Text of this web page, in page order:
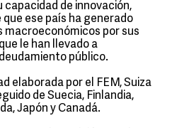
capacidad de innovación,
ese país ha generado
por sus
le han llevado a
público.
elaborada por el FEM, Suiza
de Suecia, Finlandia,
Japón y Canadá.